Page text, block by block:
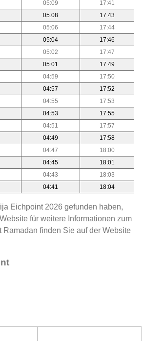
05:09
17:41
05:08
17:43
05:06
17:44
05:04
17:46
05:02
17:47
05:01
17:49
04:59
17:50
04:57
17:52
04:55
17:53
04:53
17:55
04:51
17:57
04:49
17:58
04:47
18:00
04:45
18:01
04:43
18:03
04:41 18:04
Eichpoint 2026 gefunden haben,
für weitere Informationen zum
Ramadan finden Sie auf der Website